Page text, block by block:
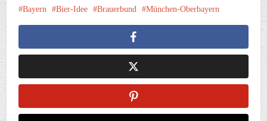
Bayern Bier-Idee Brauerbund München-Oberbayern